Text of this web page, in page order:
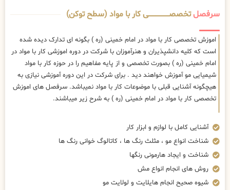
سرفصلتخصصــــــــــــــــــــی کار با مواد (سطح توکن)
اموزش تخصصی کار با مواد در امام خمینی (ره ) بگونه ای تدارک دیده شده
است که کلیه دانشپذیران و هنرآموزان با شرکت در دوره اموزشی کار با مواد در
امام خمینی (ره ) بصورت تخصصی و از پایه مفاهیم را در حوزه کار با مواد
شیمیایی مو آموزش خواهند دید . برای شرکت در این دوره آموزشی نیازی به
هیچگونه آشنایی قبلی با موضوعات کار با مواد نمیباشد. سرفصل های اموزش
تخصصی کار با مواد در امام خمینی (ره ) به شرح زیر میباشند.
آشنایی کامل با لوازم و ابزار کار
شناخت انواع مو ، مثلث رنگ ها ، کاتالوگ خوانی رنگ ها
شناخت و ایجاد هارمونی رنگها
روش های انجام انواع مش
شیوه صحیح انجام هایلایت و لولایت مو